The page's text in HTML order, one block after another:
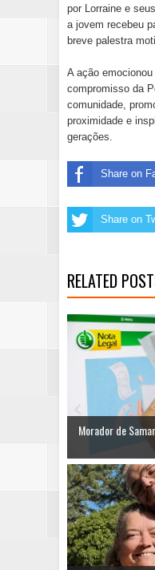
por Lorraine e
a jovem recebeu
breve palestra
A ação
compromisso da
comunidade,
proximidade e
gerações.
Share on
Share on
RELATED
Morador de